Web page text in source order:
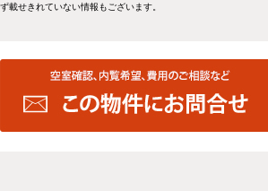
せきれていない情報もございます。